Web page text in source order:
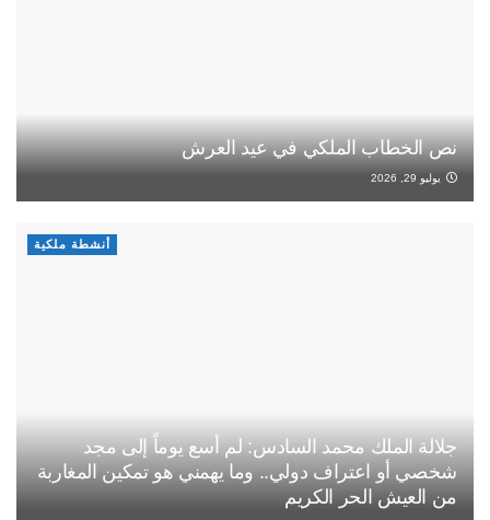
نص الخطاب الملكي في عيد العرش
يوليو 29, 2026
أنشطة ملكية
جلالة الملك محمد السادس: لم أسع يوماً إلى مجد
شخصي أو اعتراف دولي.. وما يهمني هو تمكين المغاربة
من العيش الحر الكريم